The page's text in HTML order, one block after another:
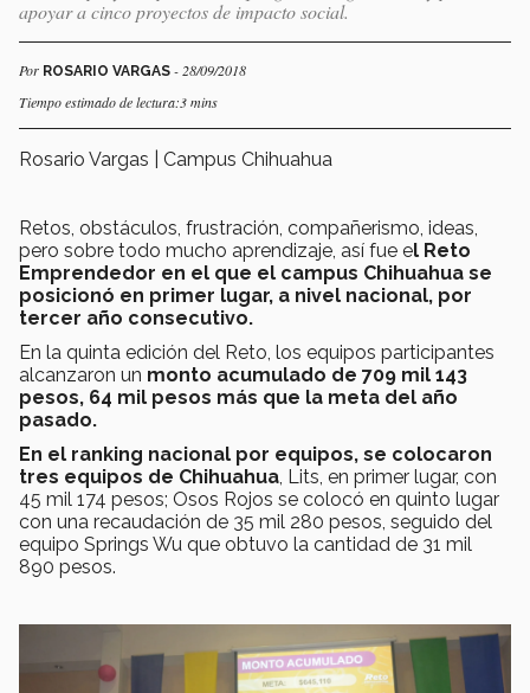
apoyar a cinco proyectos de impacto social.
Por ROSARIO VARGAS - 28/09/2018
Tiempo estimado de lectura:3 mins
Rosario Vargas | Campus Chihuahua
Retos, obstáculos, frustración, compañerismo, ideas,
pero sobre todo mucho aprendizaje, así fue el Reto
Emprendedor en el que el campus Chihuahua se
posicionó en primer lugar, a nivel nacional, por
tercer año consecutivo.
En la quinta edición del Reto, los equipos participantes
alcanzaron un monto acumulado de 709 mil 143
pesos, 64 mil pesos más que la meta del año
pasado.
En el ranking nacional por equipos, se colocaron
tres equipos de Chihuahua , Lits, en primer lugar, con
45 mil 174 pesos; Osos Rojos se colocó en quinto lugar
con una recaudación de 35 mil 280 pesos, seguido del
equipo Springs Wu que obtuvo la cantidad de 31 mil
890 pesos.